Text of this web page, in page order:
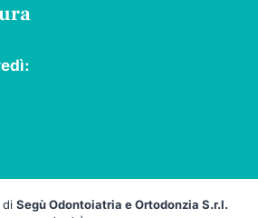
di Segù Odontoiatria e Ortodonzia S.r.l.